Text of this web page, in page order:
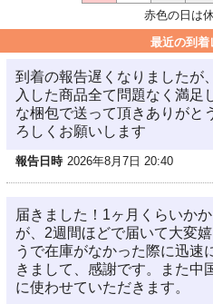
赤色の日は
最近の到着
到着の報告遅くなりましたが
入した商品全て問題なく満足
な梱包で送って頂きありがと
ろしくお願いします
報告日時 2026年8月7日 20:40
届きました！1ヶ月くらいか
が、2週間ほどで届いて大変
うで在庫がなかった際に迅速
きまして、感謝です。また中
に使わせていただきます。